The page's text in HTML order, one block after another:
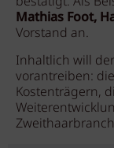
Mathias Foot,
Vorstand an.
Inhaltlich will
vorantreiben:
Kostenträgern,